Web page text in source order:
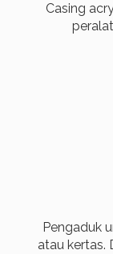
Casing
Pengaduk
atau kertas.